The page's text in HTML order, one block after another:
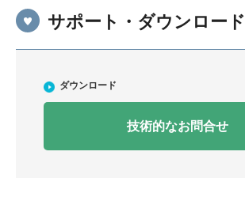
サポート・ダウンロード
ダウンロード
技術的なお問合せ